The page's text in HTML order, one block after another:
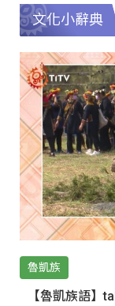
文化小辭典
魯凱族
【魯凱族語】